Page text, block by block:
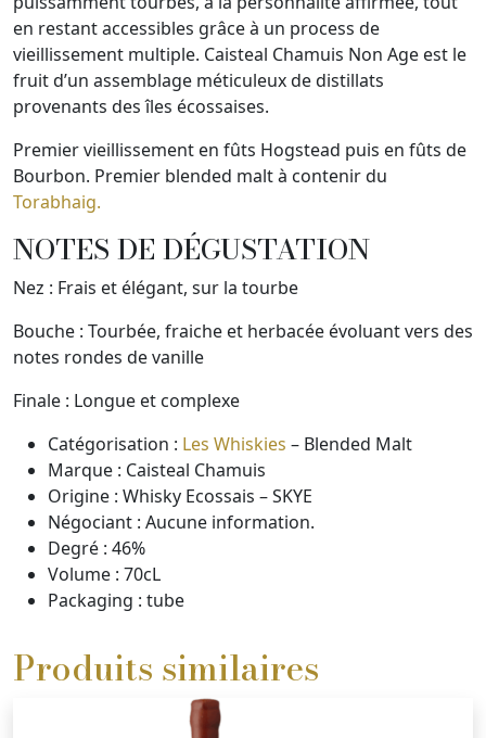
en restant accessibles grâce à un process de
vieillissement multiple. Caisteal Chamuis Non Age est le
fruit d’un assemblage méticuleux de distillats
provenants des îles écossaises.
Premier vieillissement en fûts Hogstead puis en fûts de
Bourbon. Premier blended malt à contenir du
Torabhaig.
NOTES DE DÉGUSTATION
Nez : Frais et élégant, sur la tourbe
Bouche : Tourbée, fraiche et herbacée évoluant vers des
notes rondes de vanille
Finale : Longue et complexe
Catégorisation : Les Whiskies – Blended Malt
Marque : Caisteal Chamuis
Origine : Whisky Ecossais – SKYE
Négociant : Aucune information.
Degré : 46%
Volume : 70cL
Packaging : tube
Produits similaires